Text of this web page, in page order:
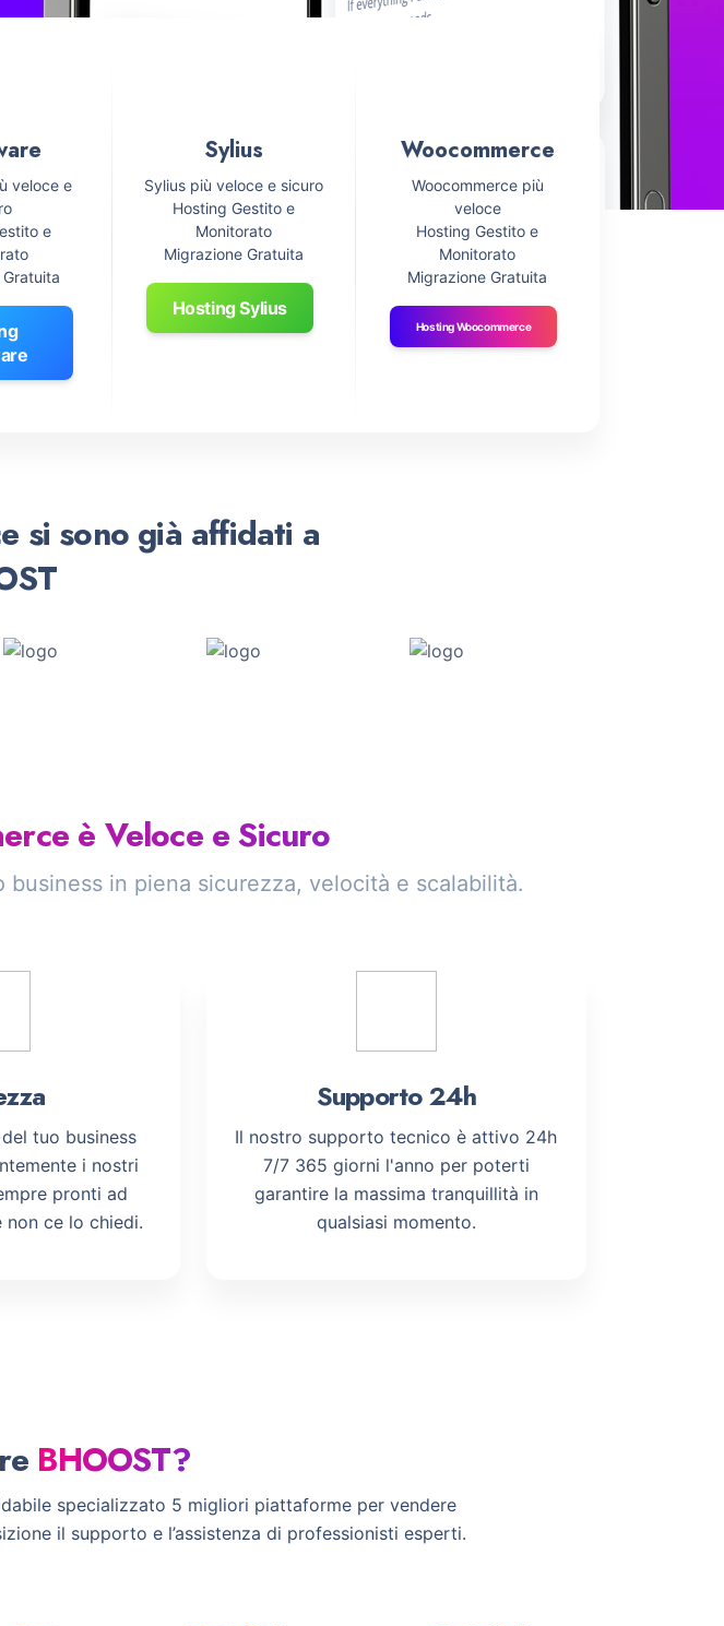
veloce e
e
Sylius
Sylius più veloce e sicuro
Hosting Gestito e
Monitorato
Migrazione Gratuita
Hosting Sylius
Woocommerce
Woocommerce più
veloce
Hosting Gestito e
Monitorato
Migrazione Gratuita
Hosting Woocommerce
si sono già affidati a
è Veloce e Sicuro
in piena sicurezza, velocità e scalabilità.
tuo business
i nostri
pronti ad
non ce lo chiedi.
Supporto 24h
Il nostro supporto tecnico è attivo 24h
7/7 365 giorni l'anno per poterti
garantire la massima tranquillità in
qualsiasi momento.
BHOOST?
specializzato 5 migliori piattaforme per vendere
il supporto e l’assistenza di professionisti esperti.